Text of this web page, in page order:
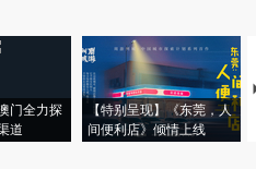
门全力探
道
【特别呈现】《东莞，人
间便利店》倾情上线